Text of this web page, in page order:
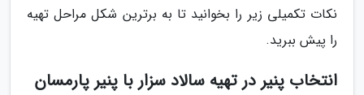
نکات تکمیلی زیر را بخوانید تا به برترین شکل مراحل تهیه
را پیش ببرید.
انتخاب پنیر در تهیه سالاد سزار با پنیر پارمسان